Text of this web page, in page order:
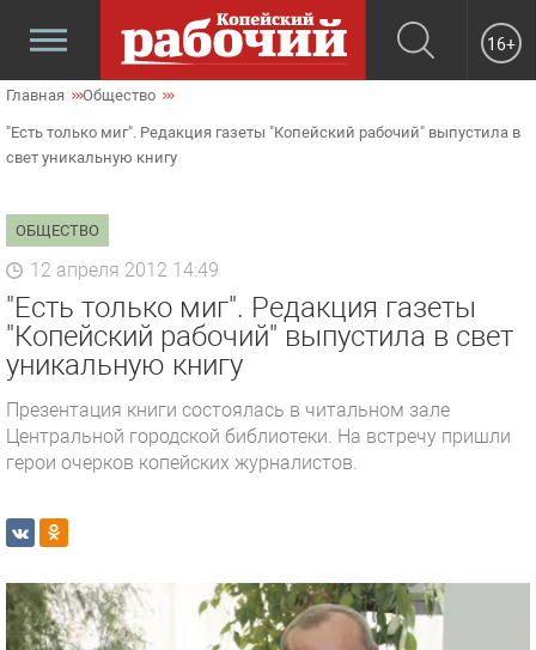
16+
Главная Общество
"Есть только миг". Редакция газеты "Копейский рабочий" выпустила в
свет уникальную книгу
ОБЩЕСТВО
12 апреля 2012 14:49
"Есть только миг". Редакция газеты
"Копейский рабочий" выпустила в свет
уникальную книгу
Презентация книги состоялась в читальном зале
Центральной городской библиотеки. На встречу пришли
герои очерков копейских журналистов.